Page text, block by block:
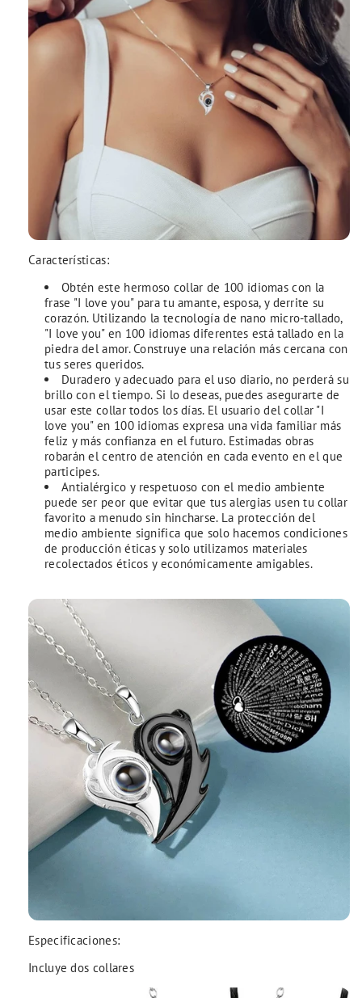
Características:
Obtén este hermoso collar de 100 idiomas con la
frase "I love you" para tu amante, esposa, y derrite su
corazón. Utilizando la tecnología de nano micro-tallado,
"I love you" en 100 idiomas diferentes está tallado en la
piedra del amor. Construye una relación más cercana con
tus seres queridos.
Duradero y adecuado para el uso diario, no perderá su
brillo con el tiempo. Si lo deseas, puedes asegurarte de
usar este collar todos los días. El usuario del collar "I
love you" en 100 idiomas expresa una vida familiar más
feliz y más confianza en el futuro. Estimadas obras
robarán el centro de atención en cada evento en el que
participes.
Antialérgico y respetuoso con el medio ambiente
puede ser peor que evitar que tus alergias usen tu collar
favorito a menudo sin hincharse. La protección del
medio ambiente significa que solo hacemos condiciones
de producción éticas y solo utilizamos materiales
recolectados éticos y económicamente amigables.
Especificaciones:
Incluye dos collares